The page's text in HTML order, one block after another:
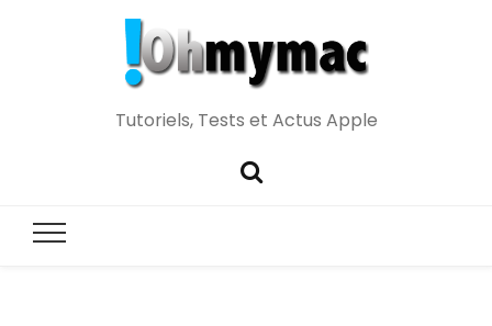
Tutoriels, Tests et Actus Apple